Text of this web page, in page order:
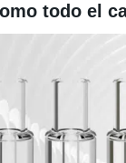
todo el